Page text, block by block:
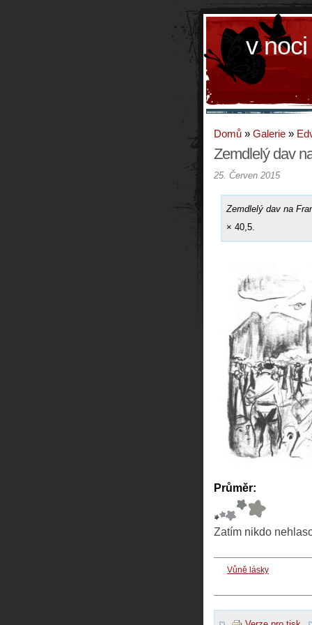
v
Domů » Galerie »
Zemdlelý dav
25. Červen 2015
Zemdlelý dav na
× 40,5.
Průměr:
Zatím nikdo
Vůně lásky